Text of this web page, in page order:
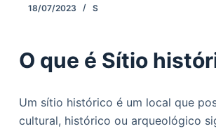
o
n
18/07/2023 S
O que é Sítio
Um sítio histórico é um local que
cultural, histórico ou arqueológico